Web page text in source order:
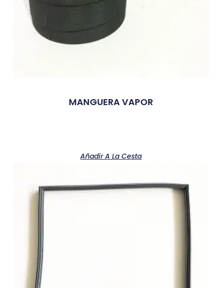
MANGUERA VAPOR
Añadir A La Cesta